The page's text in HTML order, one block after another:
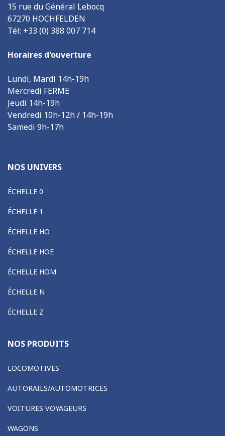
15 rue du Général Lebocq
67270 HOCHFELDEN
Tél: +33 (0) 388 007 714
Horaires d'ouverture
Lundi, Mardi 14h-19h
Mercredi FERME
Jeudi 14h-19h
Vendredi 10h-12h / 14h-19h
Samedi 9h-17h
NOS UNIVERS
ÉCHELLE 0
ÉCHELLE 1
ÉCHELLE HO
ÉCHELLE HOE
ÉCHELLE HOM
ÉCHELLE N
ÉCHELLE Z
NOS PRODUITS
LOCOMOTIVES
AUTORAILS/AUTOMOTRICES
VOITURES VOYAGEURS
WAGONS